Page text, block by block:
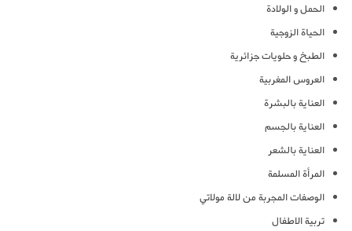
الحمل و الولادة
الحياة الزوجية
الطبخ و حلويات جزائرية
العروس المغربية
العناية بالبشرة
العناية بالجسم
العناية بالشعر
المرأة المسلمة
الوصفات المجربة من لالة مولاتي
تربية الاطفال